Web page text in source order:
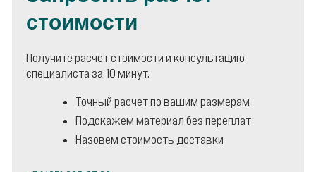
стоимости
Получите расчет стоимости и консультацию
специалиста за 10 минут.
Точный расчет по вашим размерам
Подскажем материал без переплат
Назовем стоимость доставки